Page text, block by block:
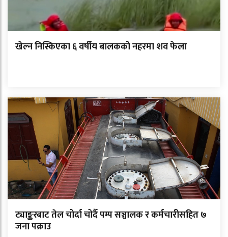
खेल्न निस्किएका ६ वर्षीय बालकको नहरमा शव फेला
ट्याङ्करबाट तेल चोर्दा चोर्दै पम्प सञ्चालक र कर्मचारीसहित ७
जना पक्राउ